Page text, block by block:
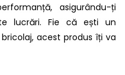
asigurându-ți
lucrări. Fie că ești un
acest produs îți va